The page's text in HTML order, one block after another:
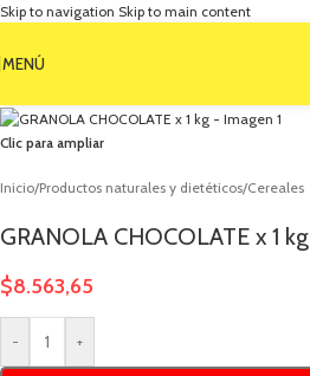
Skip to navigation Skip to main content
MENÚ
Clic para ampliar
Inicio/Productos naturales y dietéticos/Cereales
GRANOLA CHOCOLATE x 1 kg
$8.563,65
- +